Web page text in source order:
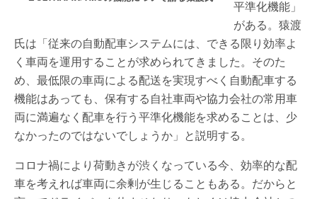
平準化機能」
がある。猿渡
氏は「従来の自動配車システムには、できる限り効率よ
く車両を運用することが求められてきました。そのた
め、最低限の車両による配送を実現すべく自動配車する
機能はあっても、保有する自社車両や協力会社の常用車
両に満遍なく配車を行う平準化機能を求めることは、少
なかったのではないでしょうか」と説明する。
コロナ禍により荷動きが渋くなっている今、効率的な配
車を考えれば車両に余剰が生じることもある。だからと